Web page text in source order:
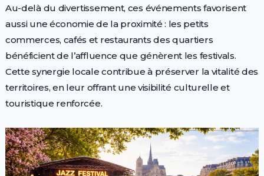
Au-delà du divertissement, ces événements favorisent
aussi une économie de la proximité : les petits
commerces, cafés et restaurants des quartiers
bénéficient de l’affluence que génèrent les festivals.
Cette synergie locale contribue à préserver la vitalité des
territoires, en leur offrant une visibilité culturelle et
touristique renforcée.